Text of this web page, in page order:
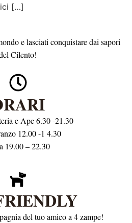
[…]
e lasciati conquistare dai sapori
Cilento!
e Ape 6.30 -21.30
12.00 -1 4.30
19.00 – 22.30
del tuo amico a 4 zampe!